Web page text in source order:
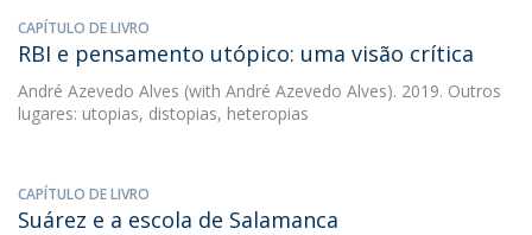
CAPÍTULO DE LIVRO
RBI e pensamento utópico: uma visão crítica
André Azevedo Alves (with André Azevedo Alves). 2019. Outros
lugares: utopias, distopias, heteropias
CAPÍTULO DE LIVRO
Suárez e a escola de Salamanca